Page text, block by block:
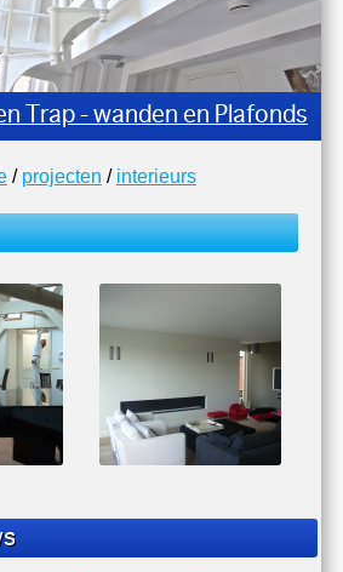
Trap - wanden en Plafonds
/ projecten / interieurs